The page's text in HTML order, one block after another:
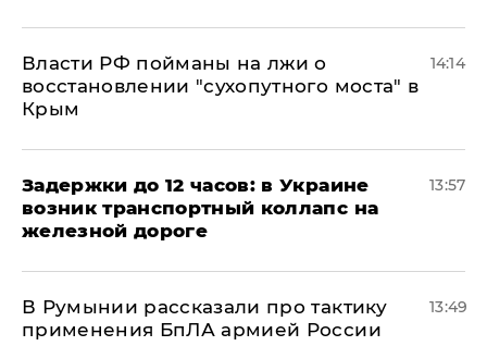
Власти РФ пойманы на лжи о
восстановлении "сухопутного моста" в
Крым
14:14
Задержки до 12 часов: в Украине
возник транспортный коллапс на
железной дороге
13:57
В Румынии рассказали про тактику
применения БпЛА армией России
13:49